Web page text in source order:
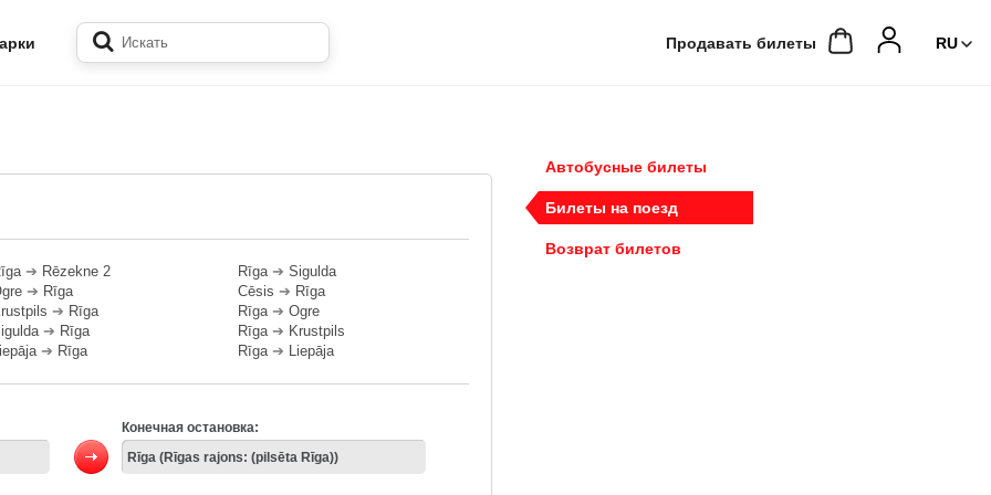
Продавать билеты
➔ Rēzekne 2
➔ Rīga
➔ Rīga
➔ Rīga
➔ Rīga
Rīga➔ Sigulda
Cēsis ➔ Rīga
Rīga➔ Ogre
Rīga➔ Krustpils
Rīga➔ Liepāja
Конечная остановка:
Автобусные билеты
Билеты на поезд
Возврат билетов